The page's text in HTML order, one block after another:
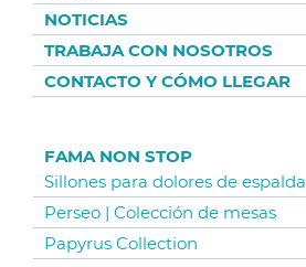
NOTICIAS
TRABAJA CON NOSOTROS
CONTACTO Y CÓMO LLEGAR
FAMA NON STOP
Sillones para dolores de espalda
Perseo | Colección de mesas
Papyrus Collection